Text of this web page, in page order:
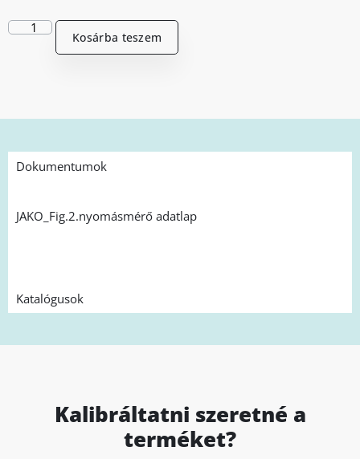
Kosárba teszem
Dokumentumok
JAKO_Fig.2.nyomásmérő adatlap
Katalógusok
Kalibráltatni szeretné a
terméket?